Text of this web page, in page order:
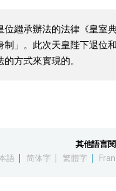
位繼承辦法的法律《皇室
制」。此次天皇陛下退位
方式來實現的。
其他語言
語 简体字 繁體字